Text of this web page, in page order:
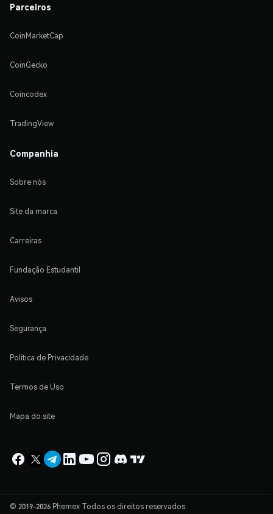
Parceiros
CoinMarketCap
CoinGecko
Coincodex
TradingView
Companhia
Sobre nós
Site da marca
Carreiras
Fundação Estudantil
Avisos
Segurança
Política de Privacidade
Termos de Uso
Mapa do site
© 2019-2026 Phemex Todos os direitos reservados